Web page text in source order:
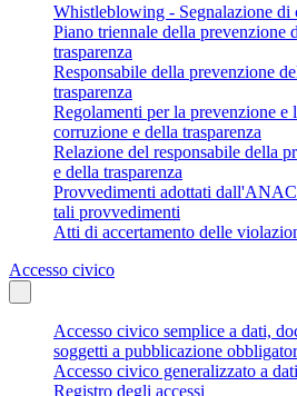
Whistleblowing - Segnalazione di
Piano triennale della prevenzione
trasparenza
Responsabile della prevenzione
trasparenza
Regolamenti per la prevenzione e
corruzione e della trasparenza
Relazione del responsabile della
e della trasparenza
Provvedimenti adottati dall'ANAC
tali provvedimenti
Atti di accertamento delle
Accesso civico
Accesso civico semplice a dati,
soggetti a pubblicazione
Accesso civico generalizzato a
Registro degli accessi